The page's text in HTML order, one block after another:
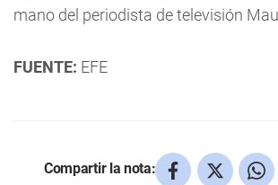
mano del periodista de televisión
FUENTE: EFE
Compartir la nota: